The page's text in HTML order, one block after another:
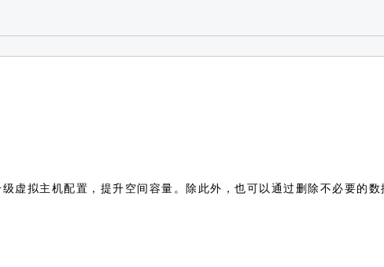
虚拟主机配置，提升空间容量。除此外，也可以通过删除不必要的数